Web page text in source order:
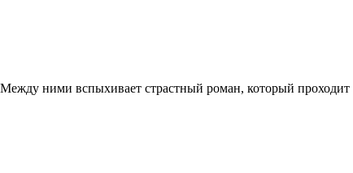
ними вспыхивает страстный роман, который